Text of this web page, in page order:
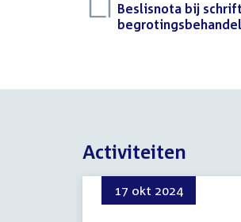
Download
bestand:
Beslisnota bij
Activiteiten
17 okt 2024